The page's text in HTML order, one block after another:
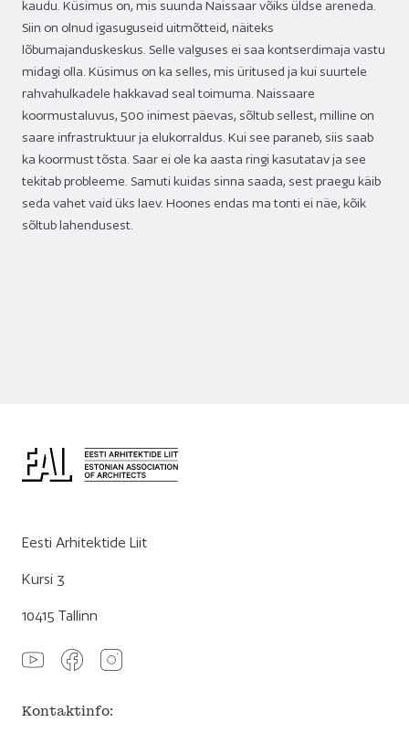
kaudu. Küsimus on, mis suunda Naissaar võiks üldse areneda.
Siin on olnud igasuguseid uitmõtteid, näiteks
lõbumajanduskeskus. Selle valguses ei saa kontserdimaja vastu
midagi olla. Küsimus on ka selles, mis üritused ja kui suurtele
rahvahulkadele hakkavad seal toimuma. Naissaare
koormustaluvus, 500 inimest päevas, sõltub sellest, milline on
saare infrastruktuur ja elukorraldus. Kui see paraneb, siis saab
ka koormust tõsta. Saar ei ole ka aasta ringi kasutatav ja see
tekitab probleeme. Samuti kuidas sinna saada, sest praegu käib
seda vahet vaid üks laev. Hoones endas ma tonti ei näe, kõik
sõltub lahendusest.
Eesti Arhitektide Liit
Kursi 3
10415 Tallinn
Kontaktinfo: